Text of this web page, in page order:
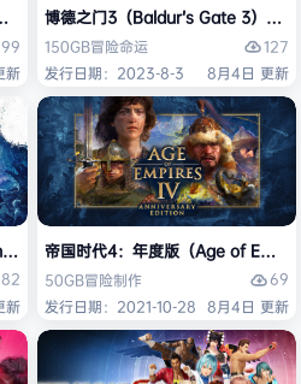
40,000: Space Marine 2）免安装
99
新
博德之门3（Baldur’s Gate 3）免安
150GB冒险命运
127
发行日期：2023-8-3
8月4日 更新
Light 2 Stay Human: Reloaded
82
新
帝国时代4：年度版（Age of
50GB冒险制作
69
发行日期：2021-10-28 8月4日 更新